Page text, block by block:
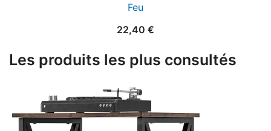
Feu
22,40 €
Les produits les plus consultés